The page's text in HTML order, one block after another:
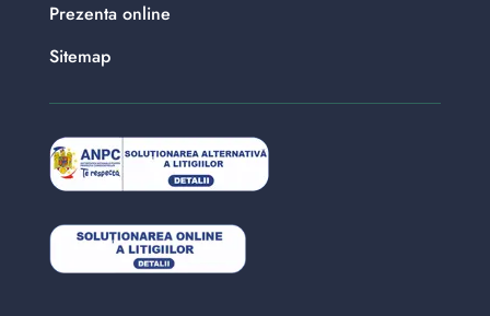
Prezenta online
Sitemap